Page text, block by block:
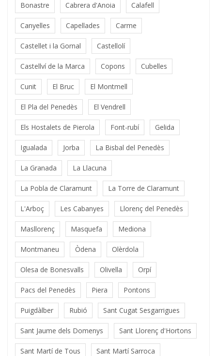
Bonastre Cabrera d'Anoia Calafell
Canyelles Capellades Carme
Castellet i la Gornal Castellolí
Castellví de la Marca Copons Cubelles
Cunit El Bruc El Montmell
El Pla del Penedès El Vendrell
Els Hostalets de Pierola Font-rubí Gelida
Igualada Jorba La Bisbal del Penedès
La Granada La Llacuna
La Pobla de Claramunt La Torre de Claramunt
L'Arboç Les Cabanyes Llorenç del Penedès
Masllorenç Masquefa Mediona
Montmaneu Òdena Olèrdola
Olesa de Bonesvalls Olivella Orpí
Pacs del Penedès Piera Pontons
Puigdàlber Rubió Sant Cugat Sesgarrigues
Sant Jaume dels Domenys Sant Llorenç d'Hortons
Sant Martí de Tous Sant Martí Sarroca